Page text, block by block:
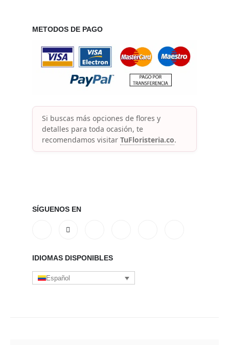
METODOS DE PAGO
Si buscas más opciones de flores y
detalles para toda ocasión, te
recomendamos visitar TuFloristeria.co.
SÍGUENOS EN
IDIOMAS DISPONIBLES
Español